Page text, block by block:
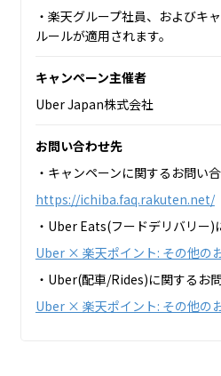
・楽天グループ社員、およびキ
ルールが適用されます。
キャンペーン主催者
Uber Japan株式会社
お問い合わせ先
・キャンペーンに関するお問い
https://ichiba.faq.rakuten.net/
・Uber Eats(フードデリバリー)
Uber × 楽天ポイント: その他の
・Uber(配車/Rides)に関するお
Uber × 楽天ポイント: その他の